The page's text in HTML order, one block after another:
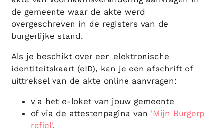
de gemeente waar de akte werd
overgeschreven in de registers van de
burgerlijke stand.
Als je beschikt over een elektronische
identiteitskaart (eID), kan je een afschrift of
uittreksel van de akte online aanvragen:
via het e-loket van jouw gemeente
of via de attestenpagina van 'Mijn Burgerp
rofiel'.